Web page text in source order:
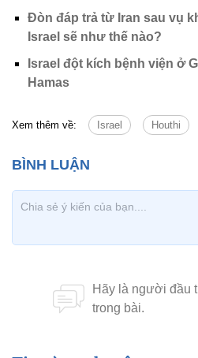
Đòn đáp trả từ Iran sau vụ
Israel sẽ như thế nào?
Israel đột kích bệnh viện ở
Hamas
Xem thêm về: Israel Houthi